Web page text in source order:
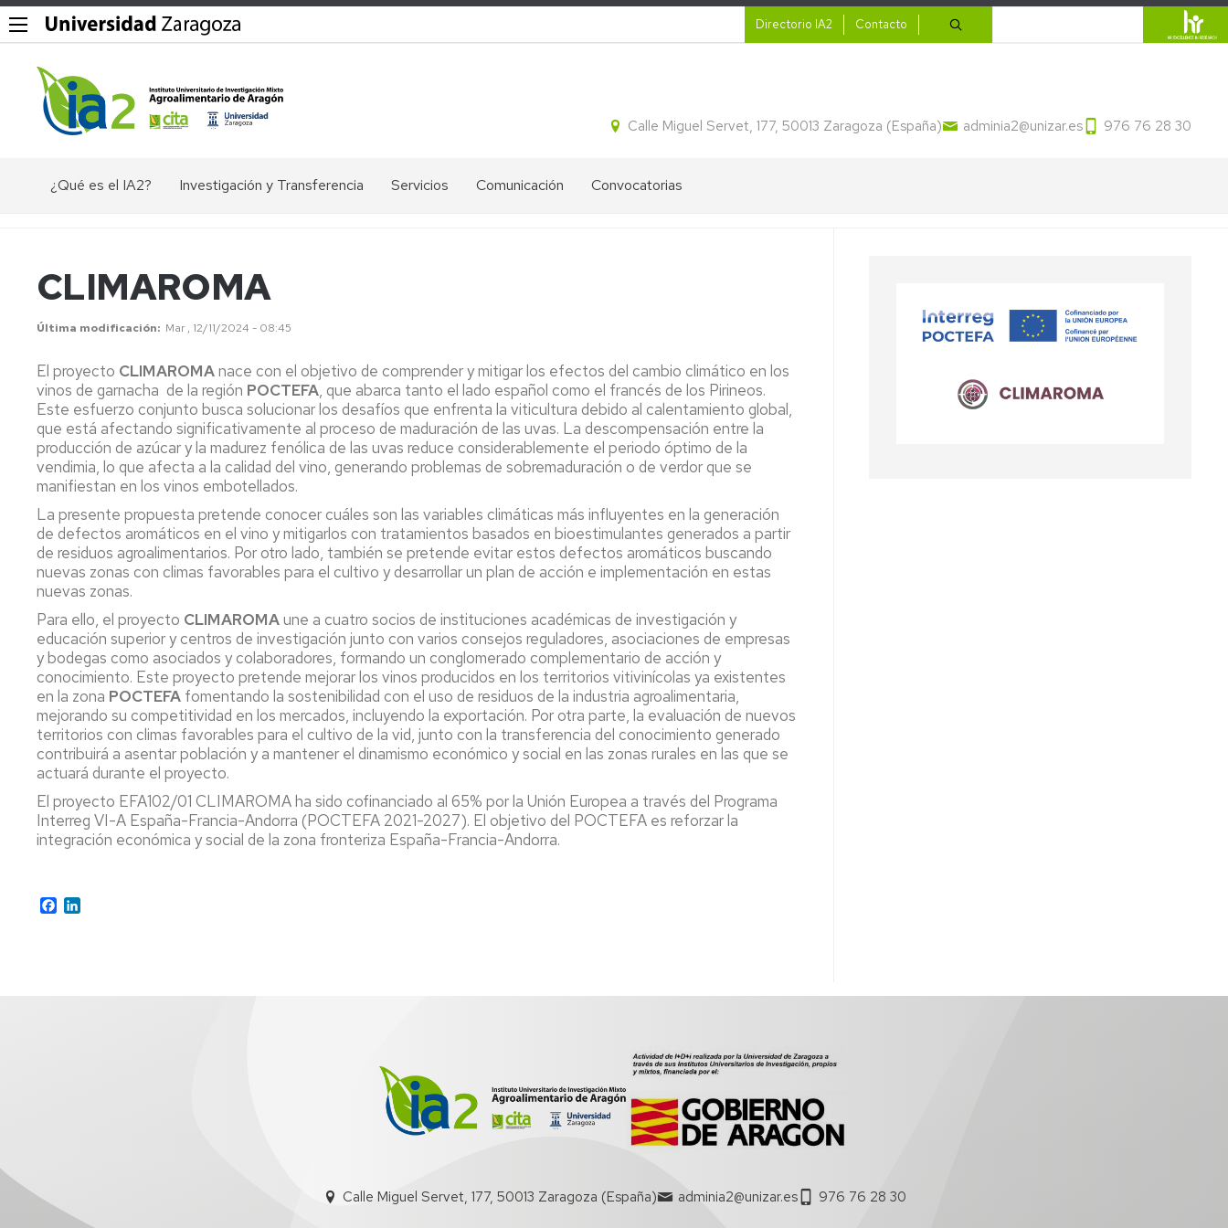
Secundario
Directorio IA2 Contacto
Calle Miguel Servet, 177, 50013 Zaragoza (España) adminia2@unizar.es 976 76 28 30
¿Qué es el IA2?
valores
del
Documentos
Investigación y Transferencia
de
investigación
Grupos
investigación
Valorización
y
Transferencia
Proyectos
Cátedras
LEIs
Recursos
Infraestructuras
Laboratorios
Recursos
singulares
Servicios
en
Gel
de
Campos
Pulsados
(PFGE)
microbiana
y
evaluación
sensibilidad
Secado
por
atomización,
encapsulación
y
medición
de
partículas
Análisis
Nutricionales
PCR
Comunicación
Boletines
informativos
del
IA2
tu
mente
11F
"Ellas
investigan:
ciencia
con
voz
propia"
Apariciones
prensa
Convocatorias
Líneas
Estratégicas
de
Investigación
(LEIs)
del
2025-
2027
Captación
talento
Concurso
Creaideas
LACASA
-
6
Edición
CLIMAROMA
Última modificación Mar , 12/11/2024 - 08:45
El proyecto CLIMAROMAnace con el objetivo de comprender y mitigar los efectos del cambio climático en los
vinos de garnacha de la región POCTEFA, que abarca tanto el lado español como el francés de los Pirineos.
Este esfuerzo conjunto busca solucionar los desafíos que enfrenta la viticultura debido al calentamiento global,
que está afectando significativamente al proceso de maduración de las uvas. La descompensación entre la
producción de azúcar y la madurez fenólica de las uvas reduce considerablemente el periodo óptimo de la
vendimia, lo que afecta a la calidad del vino, generando problemas de sobremaduración o de verdor que se
manifiestan en los vinos embotellados.
La presente propuesta pretende conocer cuáles son las variables climáticas más influyentes en la generación
de defectos aromáticos en el vino y mitigarlos con tratamientos basados en bioestimulantes generados a partir
de residuos agroalimentarios. Por otro lado, también se pretende evitar estos defectos aromáticos buscando
nuevas zonas con climas favorables para el cultivo y desarrollar un plan de acción e implementación en estas
nuevas zonas.
Para ello, el proyecto CLIMAROMAune a cuatro socios de instituciones académicas de investigación y
educación superior y centros de investigación junto con varios consejos reguladores, asociaciones de empresas
y bodegas como asociados y colaboradores, formando un conglomerado complementario de acción y
conocimiento. Este proyecto pretende mejorar los vinos producidos en los territorios vitivinícolas ya existentes
en la zona POCTEFA fomentando la sostenibilidad con el uso de residuos de la industria agroalimentaria,
mejorando su competitividad en los mercados, incluyendo la exportación. Por otra parte, la evaluación de nuevos
territorios con climas favorables para el cultivo de la vid, junto con la transferencia del conocimiento generado
contribuirá a asentar población y a mantener el dinamismo económico y social en las zonas rurales en las que se
actuará durante el proyecto.
El proyecto EFA102/01 CLIMAROMA ha sido cofinanciado al 65% por la Unión Europea a través del Programa
Interreg VI-A España-Francia-Andorra (POCTEFA 2021-2027). El objetivo del POCTEFA es reforzar la
integración económica y social de la zona fronteriza España-Francia-Andorra.
Facebook
Calle Miguel Servet, 177, 50013 Zaragoza (España) adminia2@unizar.es 976 76 28 30